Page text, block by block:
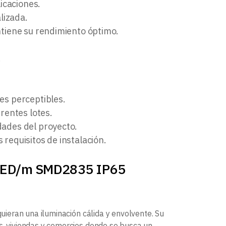
su rendimiento óptimo.
perceptibles.
lotes.
del proyecto.
de instalación.
m SMD2835 IP65
una iluminación cálida y envolvente. Su